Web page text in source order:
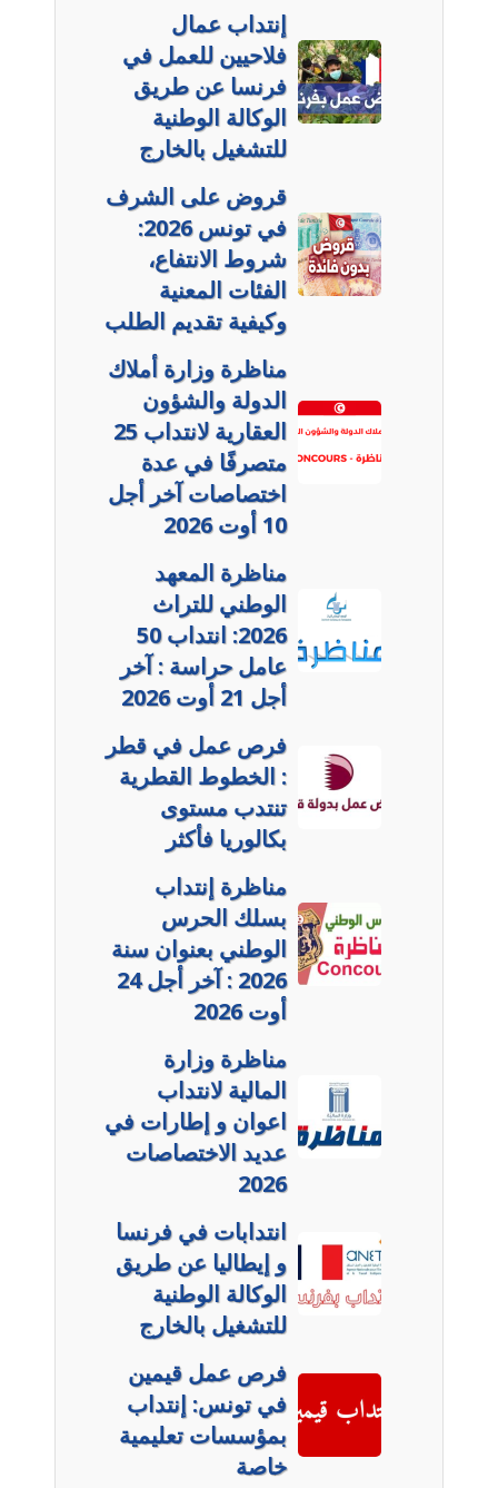
إنتداب عمال
فلاحيين للعمل في
فرنسا عن طريق
الوكالة الوطنية
للتشغيل بالخارج
قروض على الشرف
في تونس 2026:
شروط الانتفاع،
الفئات المعنية
وكيفية تقديم الطلب
مناظرة وزارة أملاك
الدولة والشؤون
العقارية لانتداب 25
متصرفًا في عدة
اختصاصات آخر أجل
10 أوت 2026
مناظرة المعهد
الوطني للتراث
2026: انتداب 50
عامل حراسة : آخر
أجل 21 أوت 2026
فرص عمل في قطر
: الخطوط القطرية
تنتدب مستوى
بكالوريا فأكثر
مناظرة إنتداب
بسلك الحرس
الوطني بعنوان سنة
2026 : آخر أجل 24
أوت 2026
مناظرة وزارة
المالية لانتداب
اعوان و إطارات في
عديد الاختصاصات
2026
انتدابات في فرنسا
و إيطاليا عن طريق
الوكالة الوطنية
للتشغيل بالخارج
فرص عمل قيمين
في تونس: إنتداب
بمؤسسات تعليمية
خاصة